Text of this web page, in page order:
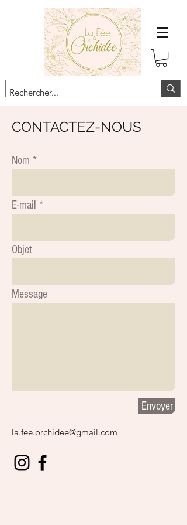
CONTACTEZ-NOUS
Nom
E-mail
Objet
Message
Envoyer
la.fee.orchidee@gmail.com